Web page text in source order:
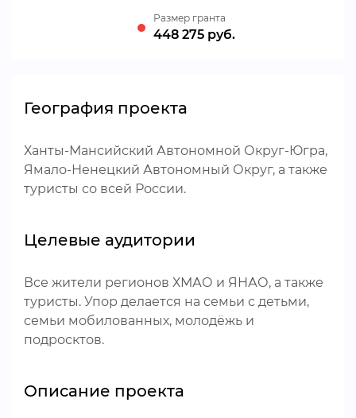
Размер гранта
448 275 руб.
География проекта
Ханты-Мансийский Автономной Округ-Югра,
Ямало-Ненецкий Автономный Округ, а также
туристы со всей России.
Целевые аудитории
Все жители регионов ХМАО и ЯНАО, а также
туристы. Упор делается на семьи с детьми,
семьи мобилованных, молодёжь и
подросктов.
Описание проекта